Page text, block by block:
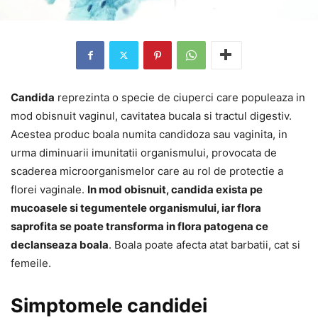
Candida reprezinta o specie de ciuperci care populeaza in
mod obisnuit vaginul, cavitatea bucala si tractul digestiv.
Acestea produc boala numita candidoza sau vaginita, in
urma diminuarii imunitatii organismului, provocata de
scaderea microorganismelor care au rol de protectie a
florei vaginale. In mod obisnuit, candida exista pe
mucoasele si tegumentele organismului, iar flora
saprofita se poate transforma in flora patogena ce
declanseaza boala. Boala poate afecta atat barbatii, cat si
femeile.
Simptomele candidei